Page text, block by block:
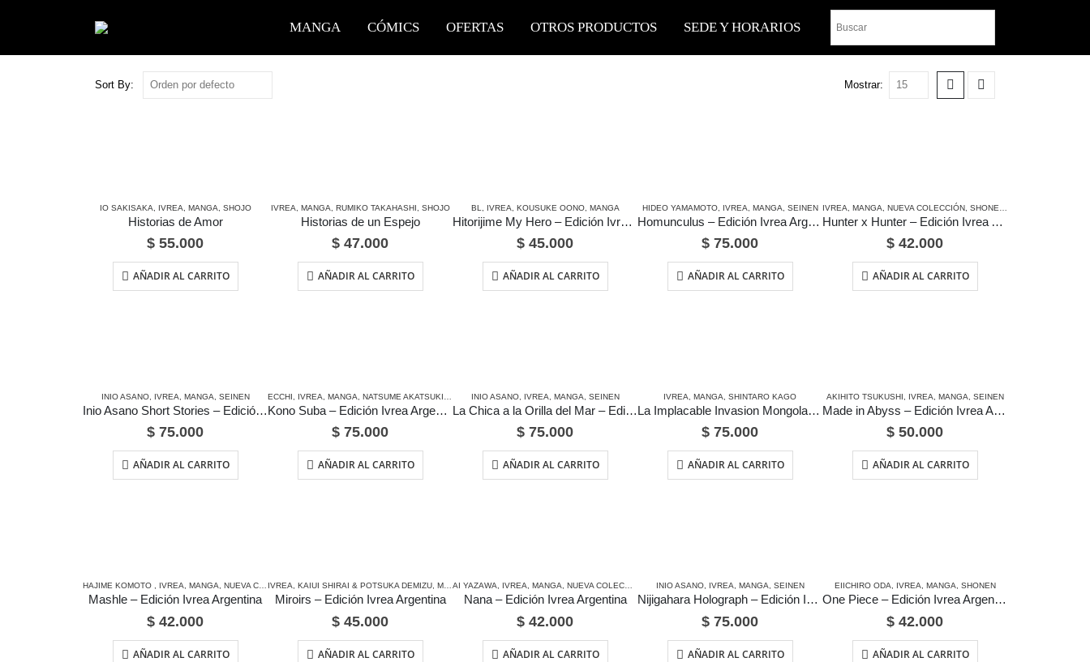
MANGA CÓMICS OFERTAS OTROS PRODUCTOS SEDE Y HORARIOS
Sort By: Mostrar:
IO SAKISAKA IVREA MANGA SHOJO
Historias de Amor
$ 55.000
AÑADIR AL CARRITO
IVREA MANGA RUMIKO TAKAHASHI SHOJO
Historias de un Espejo
$ 47.000
AÑADIR AL CARRITO
BL IVREA KOUSUKE OONO, MANGA
Hitorijime My Hero – Edición Ivrea Argentina
$ 45.000
AÑADIR AL CARRITO
HIDEO YAMAMOTO, IVREA MANGA SEINEN
Homunculus – Edición Ivrea Argentina
$ 75.000
AÑADIR AL CARRITO
IVREA MANGA NUEVA COLECCIÓN SHONEN
Hunter x Hunter – Edición Ivrea Argentina
$ 42.000
AÑADIR AL CARRITO
INIO ASANO, IVREA MANGA SEINEN
Inio Asano Short Stories – Edición Ivrea Argentina
$ 75.000
AÑADIR AL CARRITO
ECCHI IVREA MANGA NATSUME AKATSUKI & MASAHITO WATARI & KURONE MISHIMA
Kono Suba – Edición Ivrea Argentina
$ 75.000
AÑADIR AL CARRITO
INIO ASANO, IVREA MANGA SEINEN
La Chica a la Orilla del Mar – Edición Ivrea Argentina
$ 75.000
AÑADIR AL CARRITO
IVREA MANGA SHINTARO KAGO
La Implacable Invasion Mongola – Edición Ivrea Argentina
$ 75.000
AÑADIR AL CARRITO
AKIHITO TSUKUSHI IVREA MANGA SEINEN
Made in Abyss – Edición Ivrea Argentina
$ 50.000
AÑADIR AL CARRITO
HAJIME KOMOTO , IVREA, MANGA, NUEVA COLECCIÓN ,SHONEN
Mashle – Edición Ivrea Argentina
$ 42.000
AÑADIR AL CARRITO
IVREA, KAIUI SHIRAI & POTSUKA DEMIZU, MANGA
Miroirs – Edición Ivrea Argentina
$ 45.000
AÑADIR AL CARRITO
AI YAZAWA, IVREA, MANGA, NUEVA COLECCIÓN SHOJO
Nana – Edición Ivrea Argentina
$ 42.000
AÑADIR AL CARRITO
INIO ASANO, IVREA, MANGA, SEINEN
Nijigahara Holograph – Edición Ivrea Argentina
$ 75.000
AÑADIR AL CARRITO
EIICHIRO ODA, IVREA, MANGA, SHONEN
One Piece – Edición Ivrea Argentina
$ 42.000
AÑADIR AL CARRITO